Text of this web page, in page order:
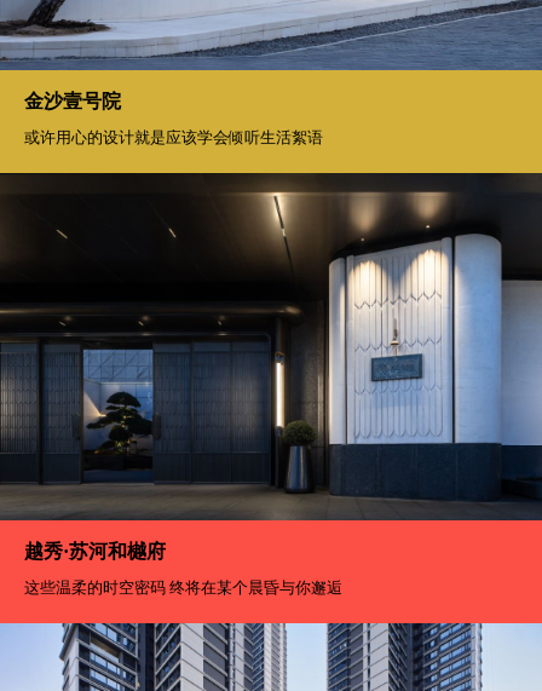
金沙壹号院
或许用心的设计就是应该学会倾听生活絮语
越秀·苏河和樾府
这些温柔的时空密码 终将在某个晨昏与你邂逅